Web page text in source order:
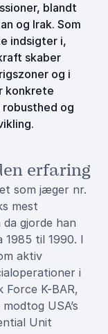
blandt
og Irak. Som
indsigter i,
skaber
og i
konkrete
og
erfaring
som jæger nr.
mest
gjorde han
1985 til 1990. I
aktiv
i
Force K-BAR,
USA’s
Unit